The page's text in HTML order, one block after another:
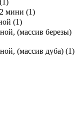
мини (1)
(1)
(массив березы)
(массив дуба) (1)